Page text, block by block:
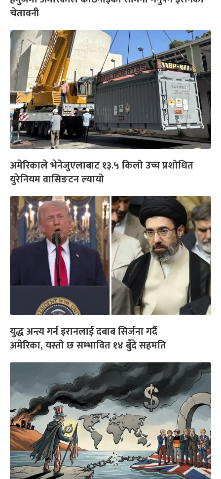
चेतावनी
अमेरिकाले भेनेजुएलाबाट १३.५ किलो उच्च प्रशोधित
युरेनियम वासिङटन ल्यायो
युद्ध अन्त्य गर्न इरानलाई दबाब सिर्जना गर्दै
अमेरिका, यस्तो छ सम्भावित १४ बुँदे सहमति